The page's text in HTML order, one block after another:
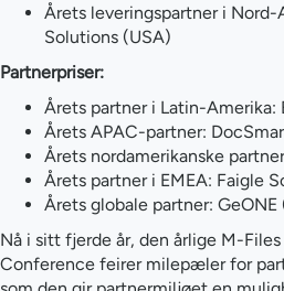
Årets leveringspartner i
Solutions (USA)
Partnerpriser:
Årets partner i Latin-Amerika:
Årets APAC-partner:
Årets nordamerikanske
Årets partner i EMEA: Faigle
Årets globale partner: GeONE
Nå i sitt fjerde år, den årlige M-
Conference feirer milepæler for